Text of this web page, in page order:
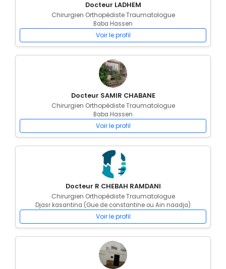
Docteur LADHEM
Chirurgien Orthopédiste Traumatologue
Baba Hassen
Voir le profil
Docteur SAMIR CHABANE
Chirurgien Orthopédiste Traumatologue
Baba Hassen
Voir le profil
Docteur R CHEBAH RAMDANI
Chirurgien Orthopédiste Traumatologue
Djasr kasantina (Gue de constantine ou Ain naadja)
Voir le profil